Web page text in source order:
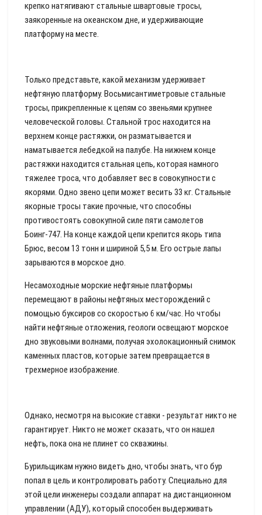
крепко натягивают стальные швартовые тросы,
заякоренные на океанском дне, и удерживающие
платформу на месте.
Только представьте, какой механизм удерживает
нефтяную платформу. Восьмисантиметровые стальные
тросы, прикрепленные к цепям со звеньями крупнее
человеческой головы. Стальной трос находится на
верхнем конце растяжки, он разматывается и
наматывается лебедкой на палубе. На нижнем конце
растяжки находится стальная цепь, которая намного
тяжелее троса, что добавляет вес в совокупности с
якорями. Одно звено цепи может весить 33 кг. Стальные
якорные тросы такие прочные, что способны
противостоять совокупной силе пяти самолетов
Боинг-747. На конце каждой цепи крепится якорь типа
Брюс, весом 13 тонн и шириной 5,5 м. Его острые лапы
зарываются в морское дно.
Несамоходные морские нефтяные платформы
перемещают в районы нефтяных месторождений с
помощью буксиров со скоростью 6 км/час. Но чтобы
найти нефтяные отложения, геологи освещают морское
дно звуковыми волнами, получая эхолокационный снимок
каменных пластов, которые затем превращается в
трехмерное изображение.
Однако, несмотря на высокие ставки - результат никто не
гарантирует. Никто не может сказать, что он нашел
нефть, пока она не плинет со скважины.
Бурильщикам нужно видеть дно, чтобы знать, что бур
попал в цель и контролировать работу. Специально для
этой цели инженеры создали аппарат на дистанционном
управлении (АДУ), который способен выдерживать